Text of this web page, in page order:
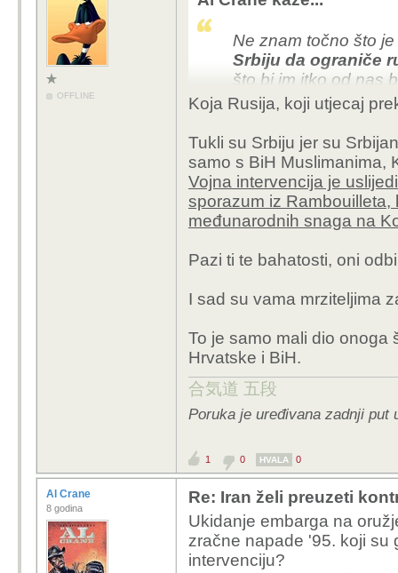
OFFLINE
Ne znam točno što
Srbiju da ograniče
što bi im itko od nas
prigodom bio
Koja Rusija, koji utjecaj
Tukli su Srbiju jer su
samo s BiH Muslimanima,
Vojna intervencija je
sporazum iz
međunarodnih snaga na
Pazi ti te bahatosti, oni
I sad su vama mrziteljima
To je samo mali dio onoga
Hrvatske i BiH.
合気道 五段
Poruka je uređivana zadnji put
1 0 HVALA 0
Al Crane
8 godina
Re: Iran želi preuzeti
Ukidanje embarga na
zračne napade '95. koji su
intervenciju?